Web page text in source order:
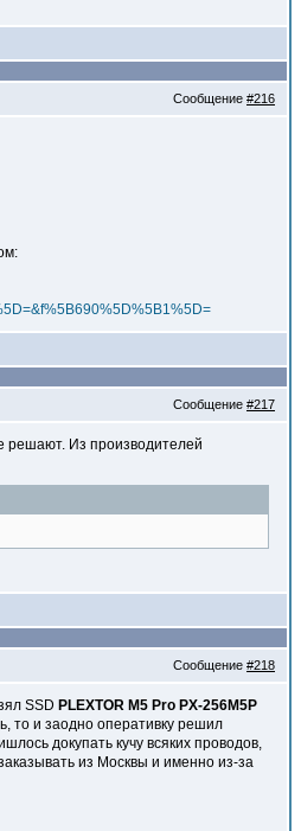
Сообщение #216
Сообщение #217
решают. Из производителей
Сообщение #218
SSD PLEXTOR M5 Pro PX-256M5P
то и заодно оперативку решил
докупать кучу всяких проводов,
из Москвы и именно из-за